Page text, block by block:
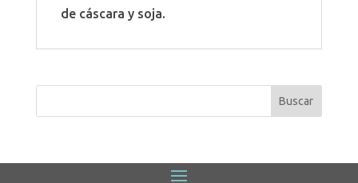
de cáscara y soja.